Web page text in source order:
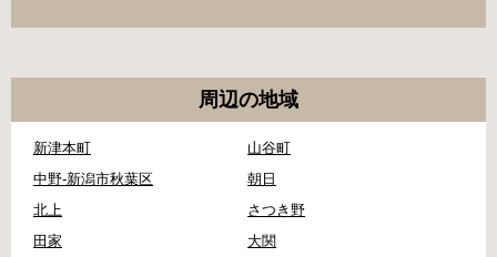
周辺の地域
新津本町
山谷町
中野-新潟市秋葉区
朝日
北上
さつき野
田家
大関